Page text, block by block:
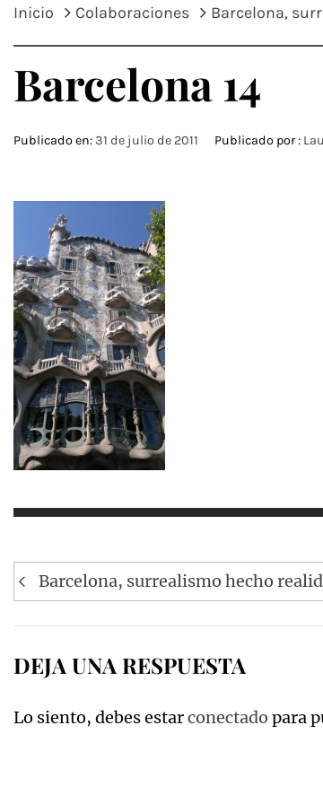
Inicio Colaboraciones Barcelona,
Barcelona 14
Publicado en:31 de julio de 2011 Publicado por :
Navegación
de
Barcelona, surrealismo hecho
DEJA UNA RESPUESTA
Lo siento, debes estarconectado para